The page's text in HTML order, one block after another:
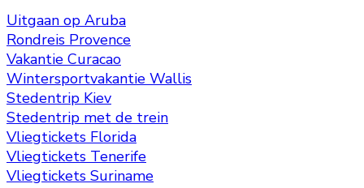
Uitgaan op Aruba
Rondreis Provence
Vakantie Curacao
Wintersportvakantie Wallis
Stedentrip Kiev
Stedentrip met de trein
Vliegtickets Florida
Vliegtickets Tenerife
Vliegtickets Suriname